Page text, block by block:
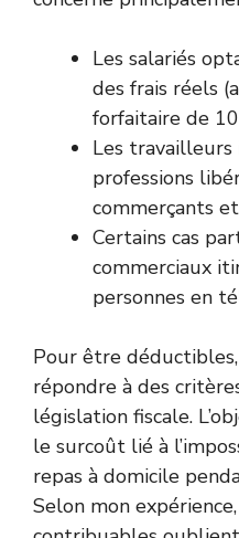
Les salariés
des frais réels
forfaitaire de
Les travailleurs
professions
commerçants
Certains cas
commerciaux
personnes en
Pour être
répondre à des
législation fiscale.
le surcoût lié à
repas à domicile
Selon mon